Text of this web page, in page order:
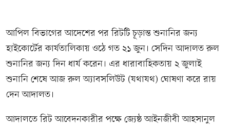
আপিল বিভাগের আদেশের পর রিটটি চূড়ান্ত শুনানির জন্য
হাইকোর্টের কার্যতালিকায় ওঠে গত ২১ জুন। সেদিন আদালত রুল
শুনানির জন্য দিন ধার্য করেন। এর ধারাবাহিকতায় ২ জুলাই
শুনানি শেষে আজ রুল অ্যাবসলিউট (যথাযথ) ঘোষণা করে রায়
দেন আদালত।
আদালতে রিট আবেদনকারীর পক্ষে জ্যেষ্ঠ আইনজীবী আহসানুল